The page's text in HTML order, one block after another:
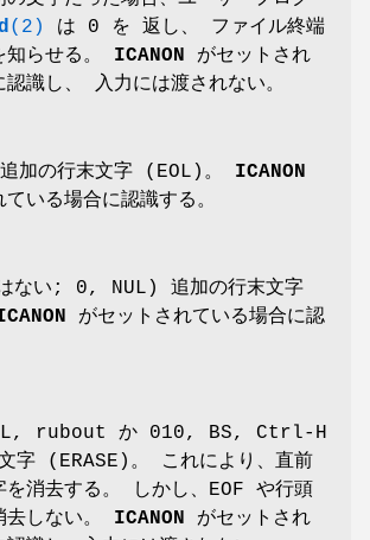
(2)
は 0 を 返し、 ファイル終端
知らせる。 ICANON がセットされ
認識し、 入力には渡されない。
加の行末文字 (EOL)。 ICANON
いる場合に認識する。
ない; 0, NUL) 追加の行末文字
がセットされている場合に認
rubout か 010, BS, Ctrl-H
字 (ERASE)。 これにより、直前
を消去する。 しかし、EOF や行頭
去しない。 ICANON がセットされ